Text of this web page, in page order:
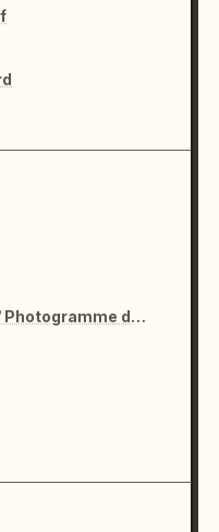
Image cinématographique / Photogramme de film